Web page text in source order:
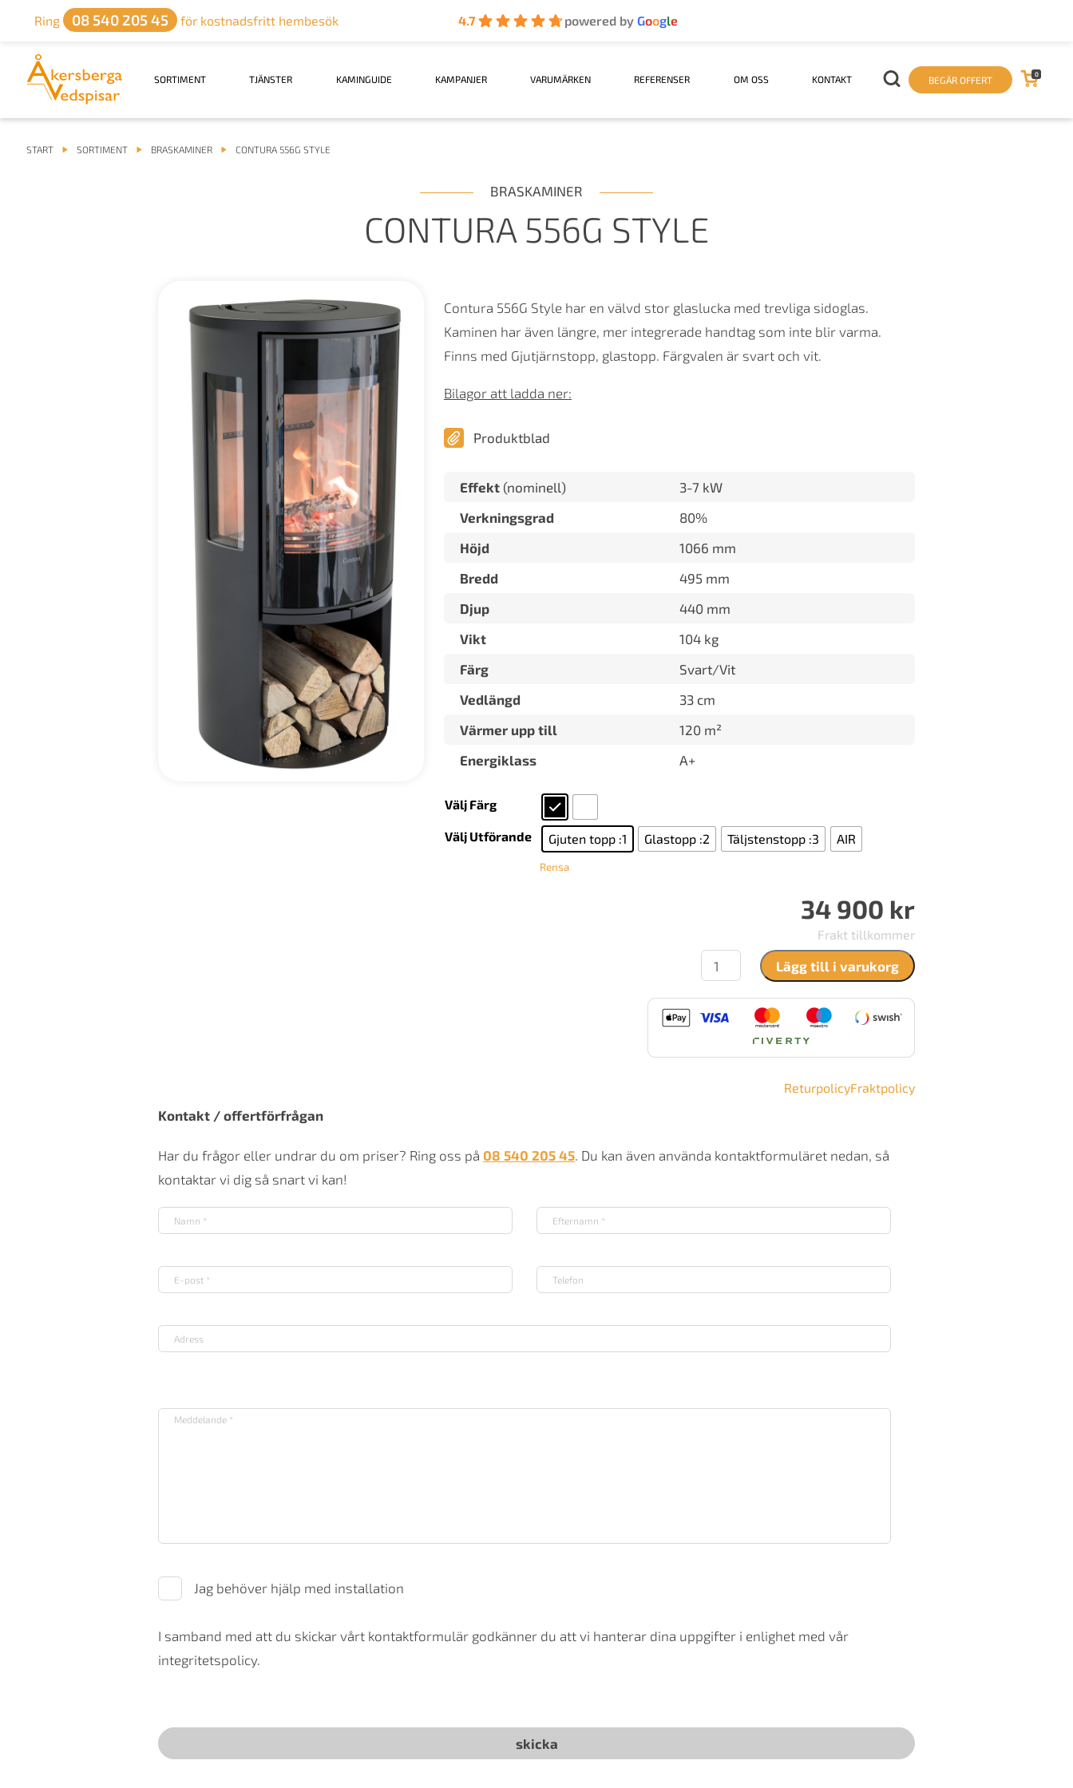
Ring 08 540 205 45 för kostnadsfritt hembesök 4.7 powered byGoogle
SORTIMENT TJÄNSTER KAMINGUIDE KAMPANJER VARUMÄRKEN REFERENSER OM OSS KONTAKT BEGÄR OFFERT 0
START SORTIMENT BRASKAMINER CONTURA 556G STYLE
BRASKAMINER
CONTURA 556G STYLE
Contura 556G Style har en välvd stor glaslucka med trevliga sidoglas.
Kaminen har även längre, mer integrerade handtag som inte blir varma.
Finns med Gjutjärnstopp, glastopp. Färgvalen är svart och vit.
Bilagor att ladda ner:
Produktblad
Effekt (nominell)
3-7 kW
Verkningsgrad
80%
Höjd
1066 mm
Bredd
495 mm
Djup
440 mm
Vikt
104 kg
Färg
Svart/Vit
Vedlängd
33 cm
Värmer upp till
120 m²
Energiklass
A+
Välj Färg
Välj Utförande Gjuten topp :1 Glastopp :2 Täljstenstopp :3 AIR
Rensa
34 900 kr
Frakt tillkommer
Contura
556G
mängd
Lägg till i varukorg
ReturpolicyFraktpolicy
Kontakt / offertförfrågan
Har du frågor eller undrar du om priser? Ring oss på 08 540 205 45. Du kan även använda kontaktformuläret nedan, så
kontaktar vi dig så snart vi kan!
Jag behöver hjälp med installation
I samband med att du skickar vårt kontaktformulär godkänner du att vi hanterar dina uppgifter i enlighet med vår
integritetspolicy.